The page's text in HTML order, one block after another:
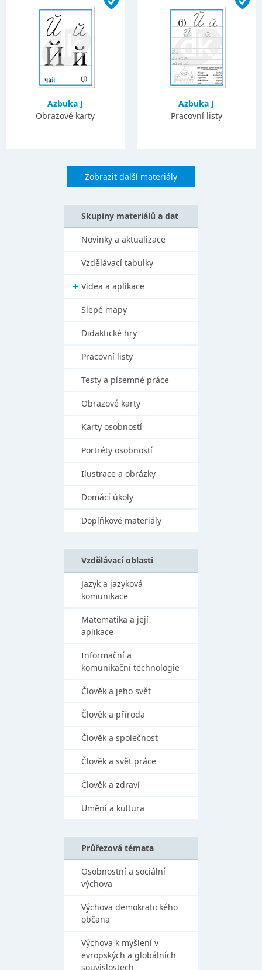
Azbuka J
Obrazové karty
Azbuka J
Pracovní listy
Zobrazit další materiály
Skupiny materiálů a dat
Novinky a aktualizace
Vzdělávací tabulky
Videa a aplikace
Slepé mapy
Didaktické hry
Pracovní listy
Testy a písemné práce
Obrazové karty
Karty osobností
Portréty osobností
Ilustrace a obrázky
Domácí úkoly
Doplňkové materiály
Vzdělávací oblasti
Jazyk a jazyková
komunikace
Matematika a její
aplikace
Informační a
komunikační technologie
Člověk a jeho svět
Člověk a příroda
Člověk a společnost
Člověk a svět práce
Člověk a zdraví
Umění a kultura
Průřezová témata
Osobnostní a sociální
výchova
Výchova demokratického
občana
Výchova k myšlení v
evropských a globálních
souvislostech